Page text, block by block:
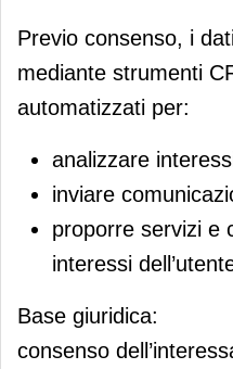
Previo consenso, i
mediante strumenti
automatizzati per:
analizzare
inviare
proporre servizi e
interessi
Base giuridica:
consenso